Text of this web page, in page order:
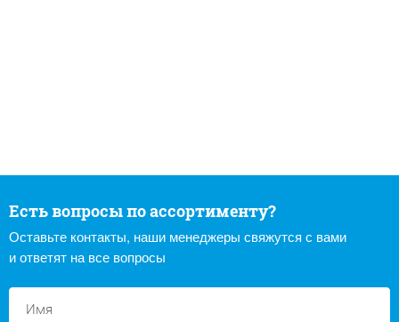
Есть вопросы по ассортименту?
Оставьте контакты, наши менеджеры свяжутся с вами
и ответят на все вопросы